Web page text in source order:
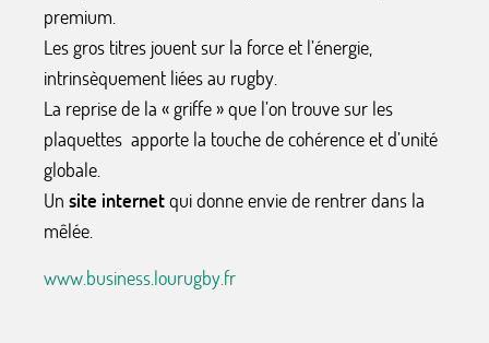
premium.
Les gros titres jouent sur la force et l’énergie,
intrinsèquement liées au rugby.
La reprise de la « griffe » que l’on trouve sur les
plaquettes apporte la touche de cohérence et d’unité
globale.
Un site internetqui donne envie de rentrer dans la
mêlée.
www.business.lourugby.fr